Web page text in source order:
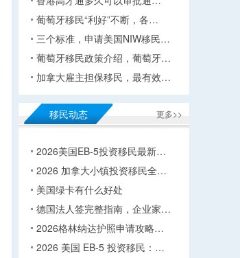
葡萄牙移民“利好”不断，各…
三个标准，申请美国NIW移民…
葡萄牙移民政策介绍，葡萄牙…
加拿大雇主担保移民，最有效…
更多>>
移民动态
2026美国EB-5投资移民最新…
2026 加拿大小镇投资移民全…
美国绿卡有什么好处
德国法人签完整指南，企业家…
2026格林纳达护照申请攻略…
2026 美国 EB-5 投资移民：…